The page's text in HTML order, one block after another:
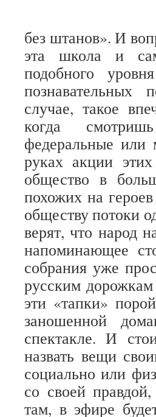
без штанов». И
эта школа и
подобного
познавательных
случае, такое
когда
федеральные
руках акции
общество в
похожих на
обществу потоки
верят, что народ
напоминающее
собрания уже
русским
эти «тапки»
заношенной
спектакле. И
назвать вещи
социально или
со своей
там, в эфире